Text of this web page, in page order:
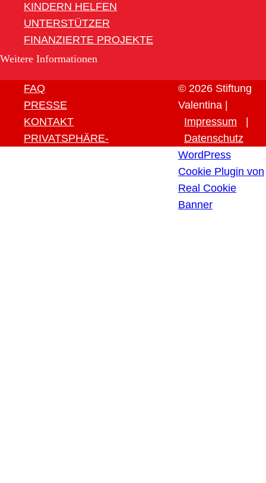
KINDERN HELFEN
UNTERSTÜTZER
FINANZIERTE PROJEKTE
Weitere Informationen
FAQ
PRESSE
KONTAKT
PRIVATSPHÄRE-
© 2026 Stiftung
Valentina |
Impressum
Datenschutz
WordPress
Cookie Plugin von
Real Cookie
Banner